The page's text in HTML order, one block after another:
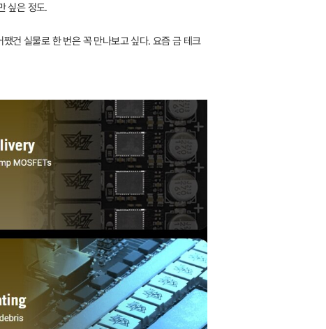
싶은 정도.
건 실물로 한 번은 꼭 만나보고 싶다. 요즘 금 테크